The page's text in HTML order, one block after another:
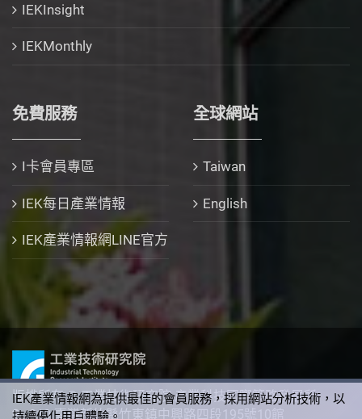
IEKInsight
IEKMonthly
免費服務
I卡會員專區
IEK每日產業情報
IEK產業情報網LINE官方
全球網站
Taiwan
English
版權所有 © 工業技術研究院 產業科技國際策略發展所
310 臺灣新竹縣竹東鎮中興路四段195號10館
IEK產業情報網為提供最佳的會員服務，採用網站分析技術，以